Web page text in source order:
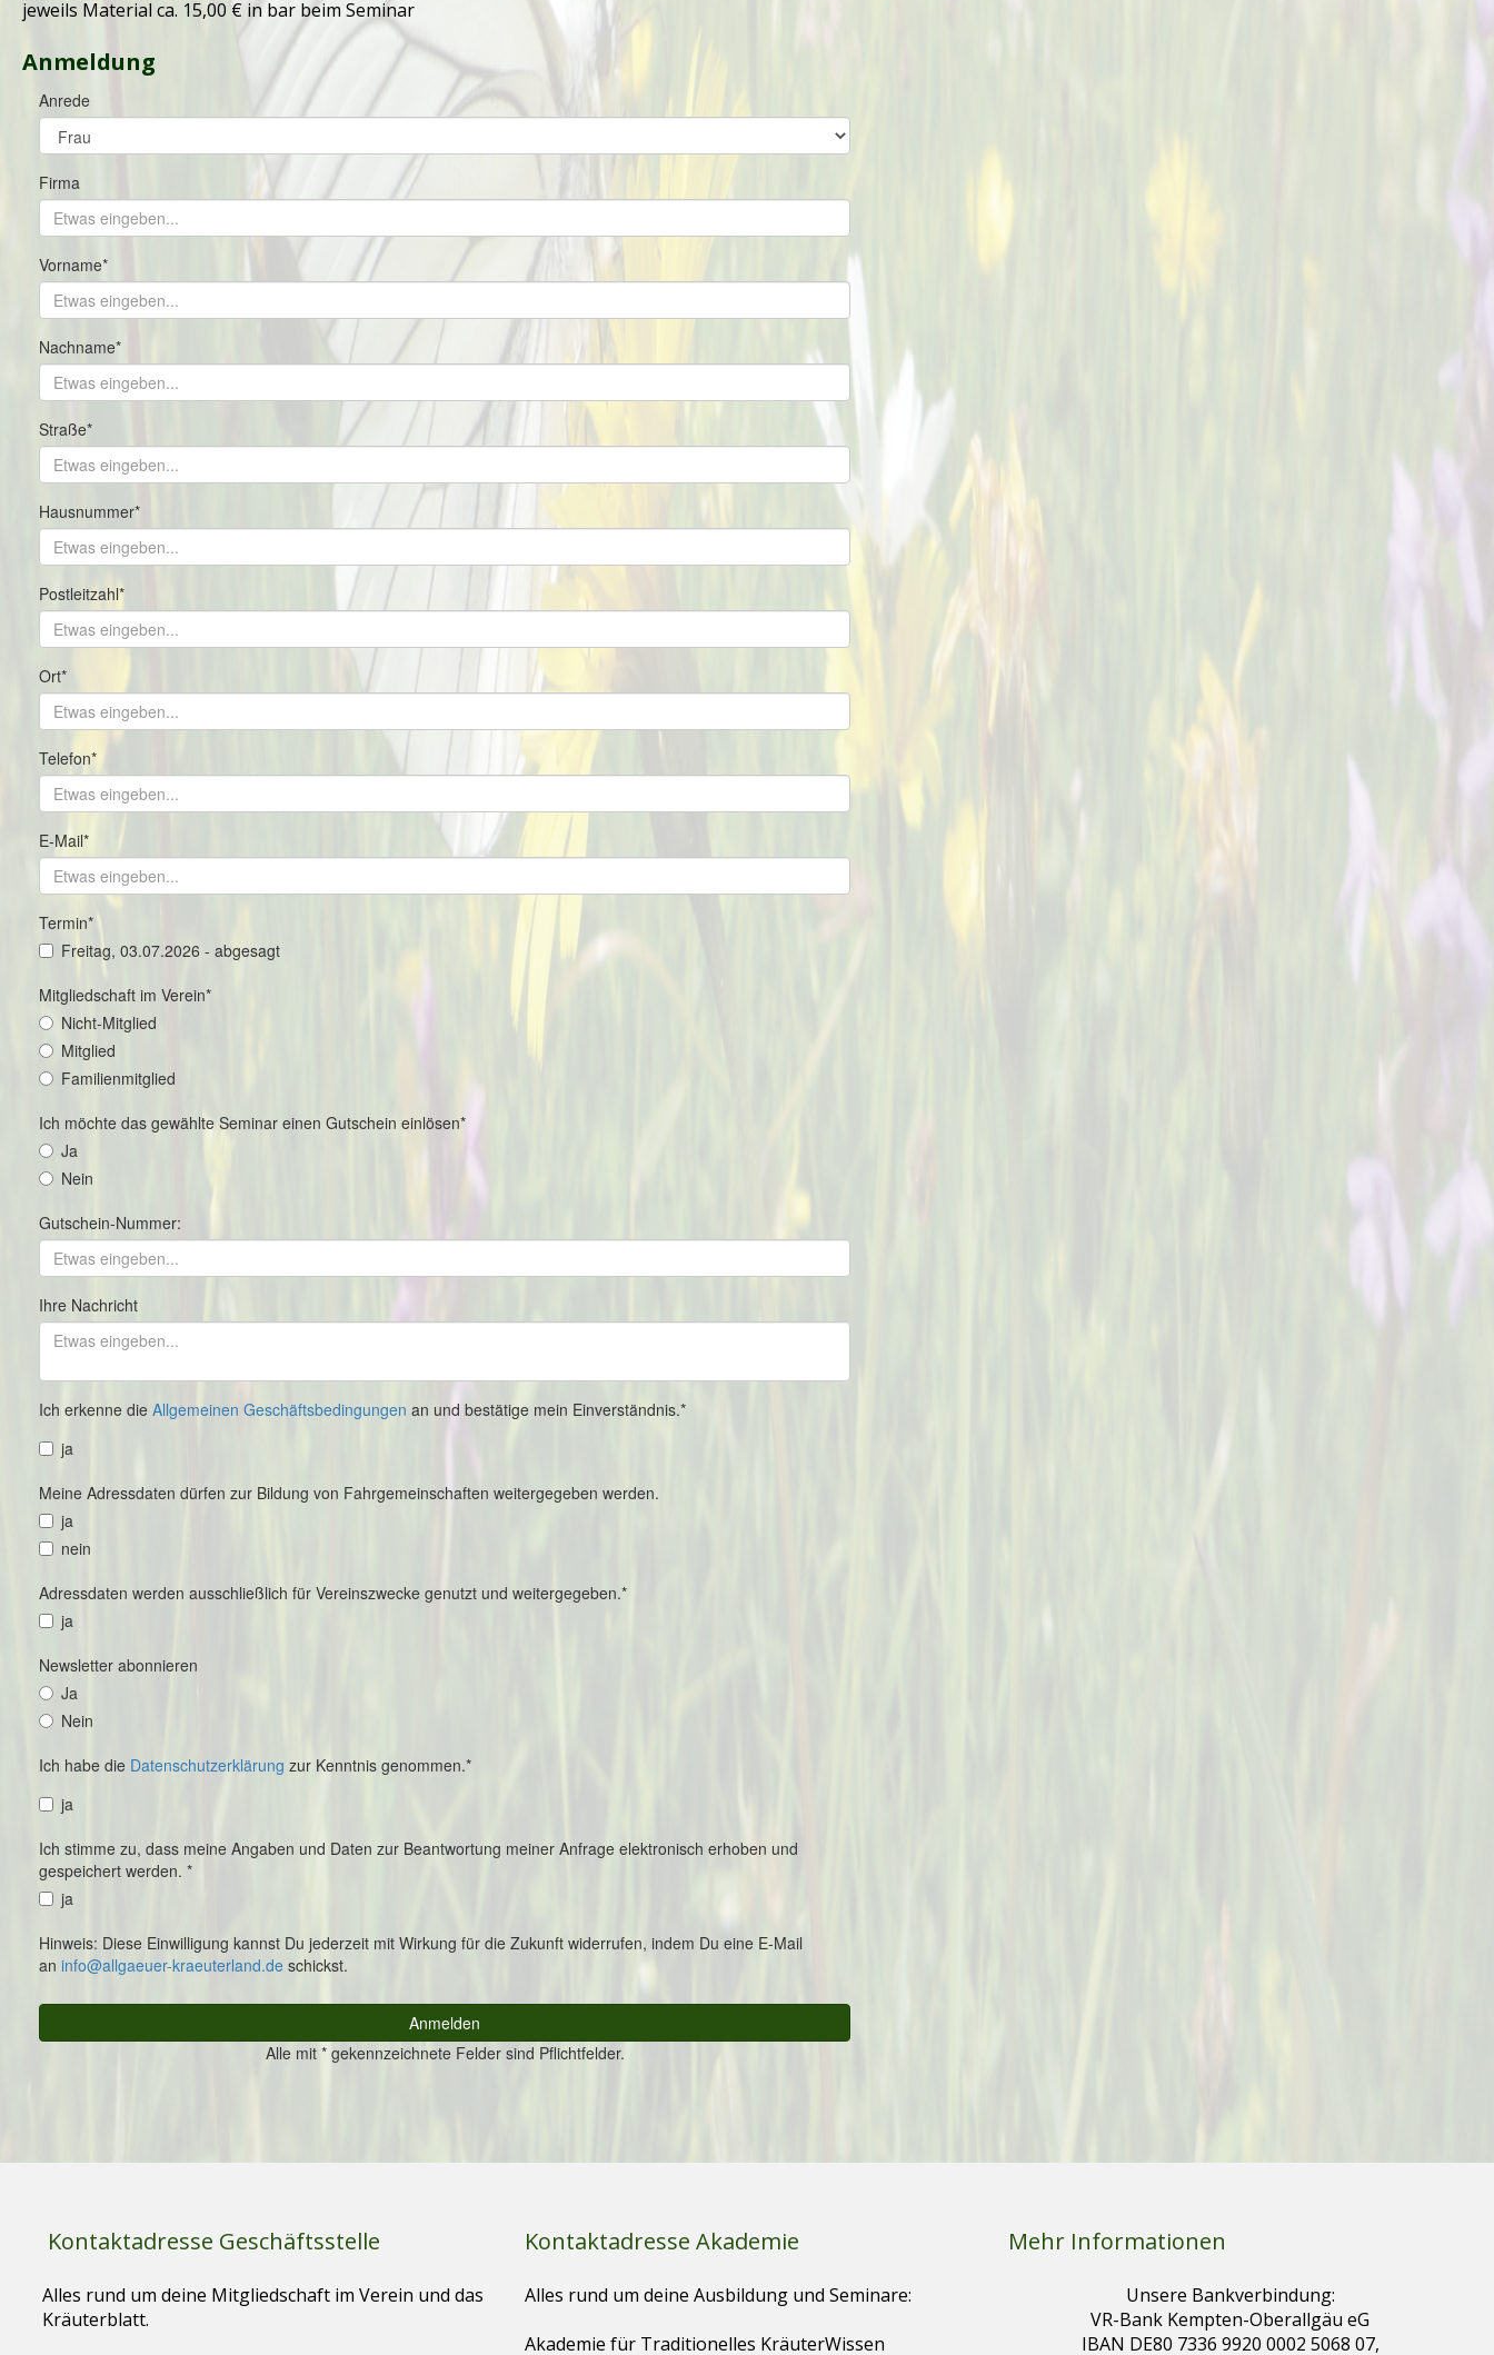
jeweils Material ca. 15,00 € in bar beim Seminar
Anmeldung
Kontaktadresse Geschäftsstelle
Alles rund um deine Mitgliedschaft im Verein und das
Kräuterblatt.
Kontaktadresse Akademie
Alles rund um deine Ausbildung und Seminare:
Akademie für Traditionelles KräuterWissen
Mehr Informationen
Unsere Bankverbindung:
VR-Bank Kempten-Oberallgäu eG
IBAN DE80 7336 9920 0002 5068 07,